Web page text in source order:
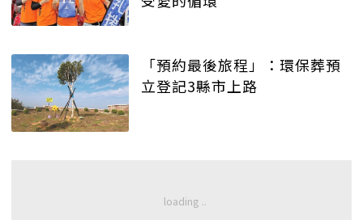
「預約最後旅程」：環保葬預
立登記3縣市上路